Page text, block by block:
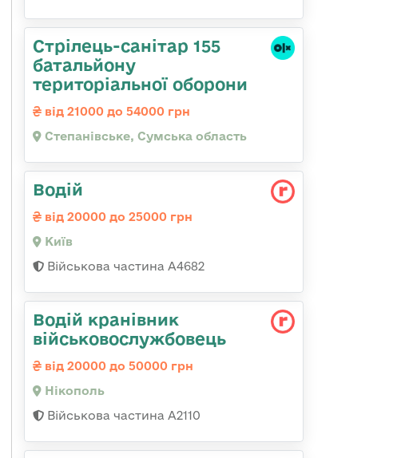
Стрілець-санітар 155
батальйону
територіальної оборони
від 21000 до 54000 грн
Степанівське, Сумська область
Водій
від 20000 до 25000 грн
Київ
Військова частина А4682
Водій кранівник
військовослужбовець
від 20000 до 50000 грн
Нікополь
Військова частина А2110